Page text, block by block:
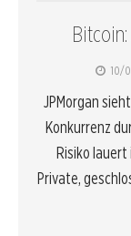
10/
JPMorgan
Konkurrenz
Risiko
Private,